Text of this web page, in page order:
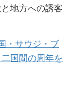
地方への誘客
・サウジ・ブ
国間の周年を